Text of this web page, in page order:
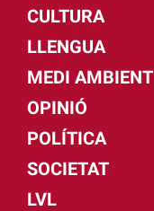
CULTURA
LLENGUA
MEDI AMBIENT
OPINIÓ
POLÍTICA
SOCIETAT
LVL